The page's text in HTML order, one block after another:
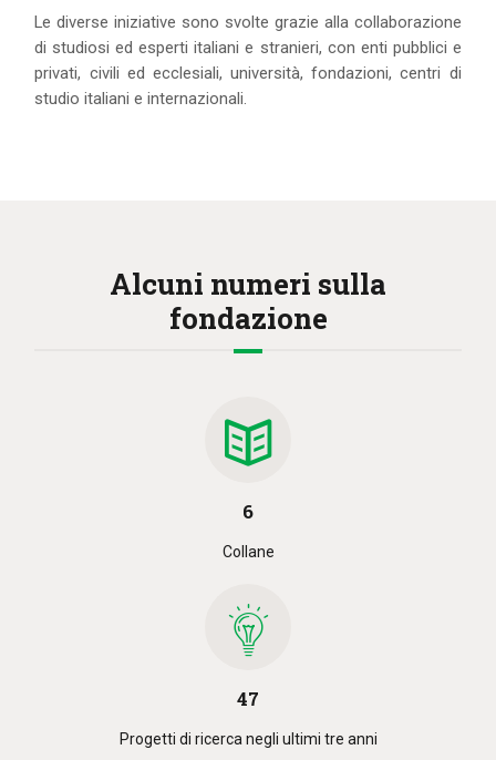
Le diverse iniziative sono svolte grazie alla collaborazione
di studiosi ed esperti italiani e stranieri, con enti pubblici e
privati, civili ed ecclesiali, università, fondazioni, centri di
studio italiani e internazionali.
Alcuni numeri sulla
fondazione
6
Collane
47
Progetti di ricerca negli ultimi tre anni